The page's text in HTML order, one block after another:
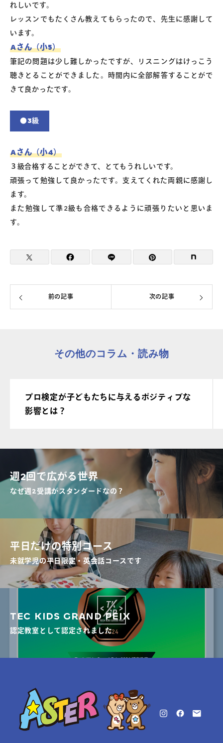
れしいです。
レッスンでもたくさん教えてもらったので、先生に感謝して
います。
Aさん（小5）
筆記の問題は少し難しかったですが、リスニングはけっこう
聴きとることができました。時間内に全部解答することがで
きて良かったです。
●3級
Aさん（小4）
３級合格することができて、とてもうれしいです。
頑張って勉強して良かったです。支えてくれた両親に感謝し
ます。
また勉強して準2級も合格できるように頑張りたいと思いま
す。
前の記事 次の記事
その他のコラム・読み物
プロ検定が子どもたちに与えるポジティブな
影響とは？
週2回で広がる世界
なぜ週2受講がスタンダードなの？
平日だけの特別コース
未就学児の平日限定・英会話コースです
TEC KIDS GRAND PEIX
認定教室として認定されました